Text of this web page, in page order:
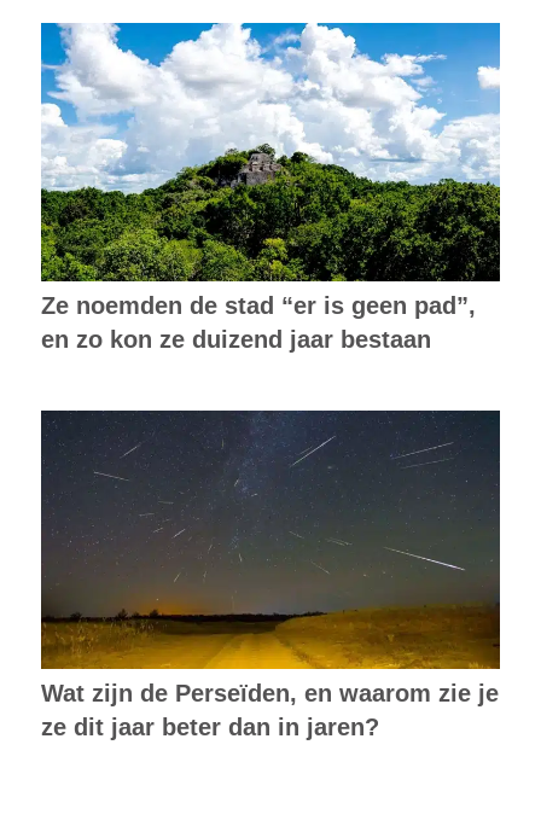
Ze noemden de stad “er is geen pad”,
en zo kon ze duizend jaar bestaan
Wat zijn de Perseïden, en waarom zie je
ze dit jaar beter dan in jaren?